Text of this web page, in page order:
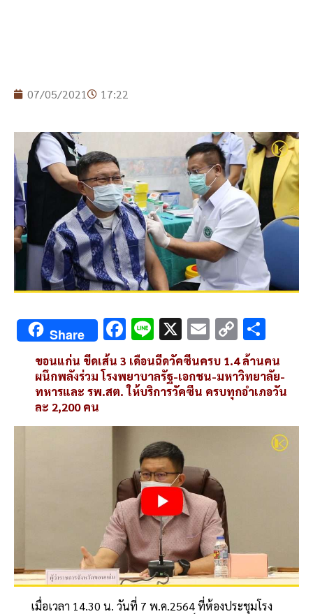
07/05/2021 17:22
Share F
ac
e
b
k
Li
n
e
X E
m
ai
l
C
o
py
Li
h
ar
e
ขอนแก่น ขีดเส้น 3 เดือนฉีดวัคซีนครบ 1.4 ล้านคน
ผนึกพลังร่วม โรงพยาบาลรัฐ-เอกชน-มหาวิทยาลัย-
ทหารและ รพ.สต. ให้บริการวัคซีน ครบทุกอำเภอวัน
ละ 2,200 คน
เมื่อเวลา 14.30 น. วันที่ 7 พ.ค.2564 ที่ห้องประชุมโรง